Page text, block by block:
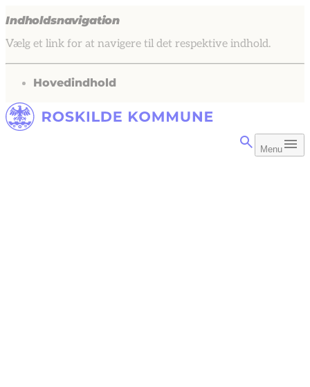
Indholdsnavigation
Vælg et link for at navigere til det respektive indhold.
gå til
Hovedindhold
Menu